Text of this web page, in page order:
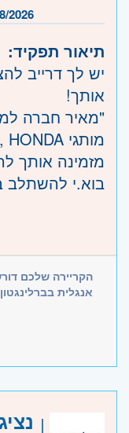
2026
תיאור תפקיד:
יש לך דרייב
אותך!
"מאיר חברה
מותגי VOLVO, HONDA ו Lynk&Co
מזמינה אותך
בוא.י להשתלב
בוא.י לעשות
אנחנו
של מותגי HONDA ו Lynk&Co ברעננה
לתפקיד
צעיר)
זיקה לעולם
יכולת עבודה
יחסי אנוש
קוד משרה:1166
הקריירה שלכם
אנגלית